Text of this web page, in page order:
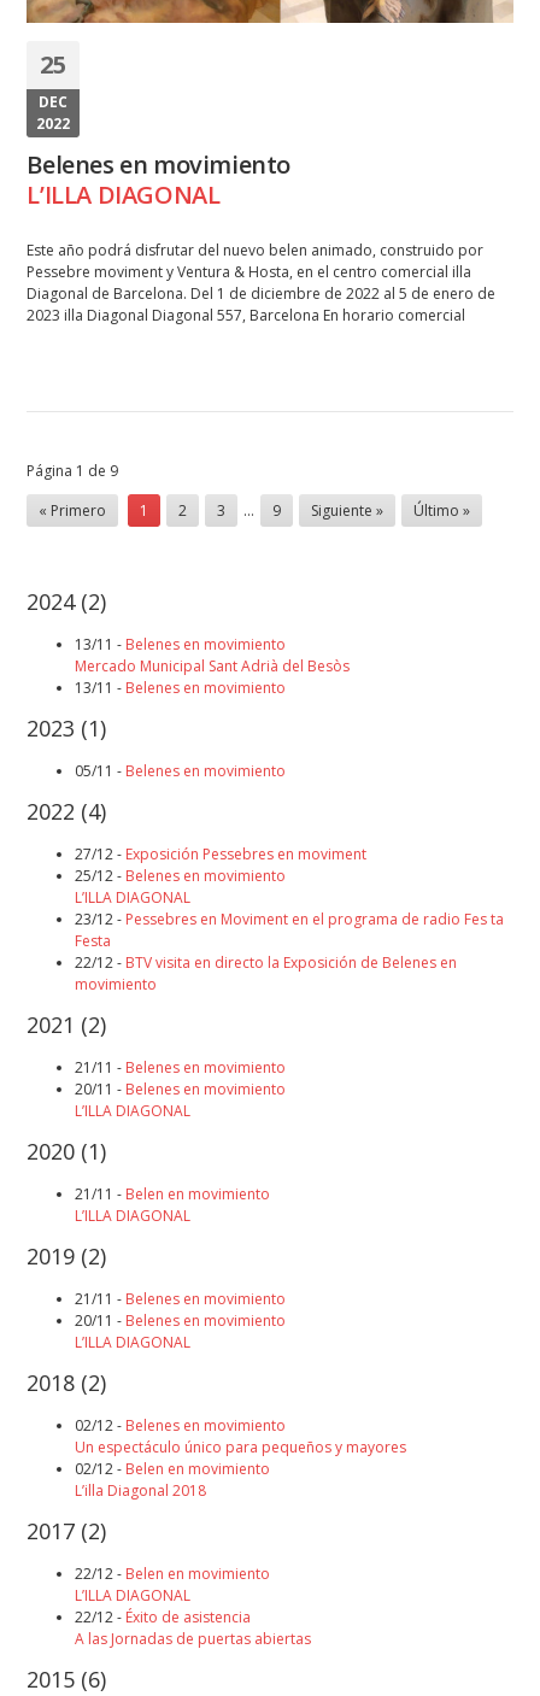
25
DEC
2022
Belenes en movimiento
L’ILLA DIAGONAL
Este año podrá disfrutar del nuevo belen animado, construido por
Pessebre moviment y Ventura & Hosta, en el centro comercial illa
Diagonal de Barcelona. Del 1 de diciembre de 2022 al 5 de enero de
2023 illa Diagonal Diagonal 557, Barcelona En horario comercial
Página 1 de 9
« Primero
1 2 3 … 9 Siguiente » Último »
2024 (2)
13/11 - Belenes en movimiento
Mercado Municipal Sant Adrià del Besòs
13/11 - Belenes en movimiento
2023 (1)
05/11 - Belenes en movimiento
2022 (4)
27/12 - Exposición Pessebres en moviment
25/12 - Belenes en movimiento
L’ILLA DIAGONAL
23/12 - Pessebres en Moviment en el programa de radio Fes ta
Festa
22/12 - BTV visita en directo la Exposición de Belenes en
movimiento
2021 (2)
21/11 - Belenes en movimiento
20/11 - Belenes en movimiento
L’ILLA DIAGONAL
2020 (1)
21/11 - Belen en movimiento
L’ILLA DIAGONAL
2019 (2)
21/11 - Belenes en movimiento
20/11 - Belenes en movimiento
L’ILLA DIAGONAL
2018 (2)
02/12 - Belenes en movimiento
Un espectáculo único para pequeños y mayores
02/12 - Belen en movimiento
L’illa Diagonal 2018
2017 (2)
22/12 - Belen en movimiento
L’ILLA DIAGONAL
22/12 - Éxito de asistencia
A las Jornadas de puertas abiertas
2015 (6)